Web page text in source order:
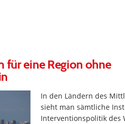
für eine Region ohne
In den Ländern des
sieht man sämtliche
Interventionspolitik des